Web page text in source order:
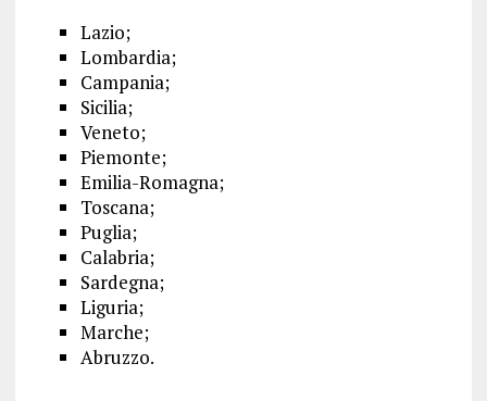
Lazio;
Lombardia;
Campania;
Sicilia;
Veneto;
Piemonte;
Emilia-Romagna;
Toscana;
Puglia;
Calabria;
Sardegna;
Liguria;
Marche;
Abruzzo.